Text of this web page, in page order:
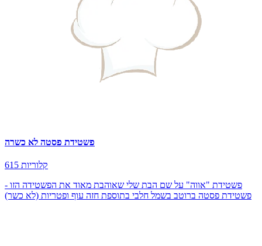
פשטידת פסטה לא כשרה
615 קלוריות
פשטידת "אווה" על שם הבת שלי שאוהבת מאוד את הפשטידה הזו -
פשטידת פסטה ברוטב בשמל חלבי בתוספת חזה עוף ופטריות (לא כשר)